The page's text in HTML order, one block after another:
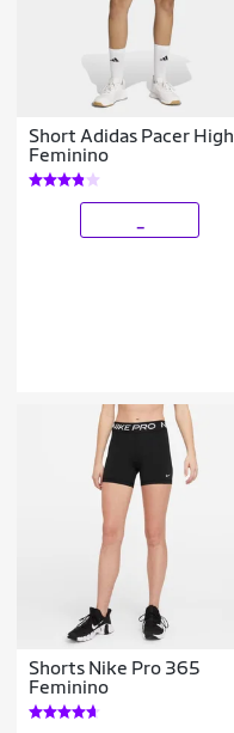
Short Adidas Pacer High
Feminino
Shorts Nike Pro 365
Feminino